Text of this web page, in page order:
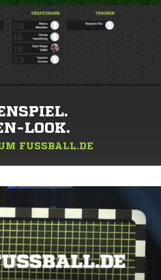
LOOK.
FUSSBALL.DE